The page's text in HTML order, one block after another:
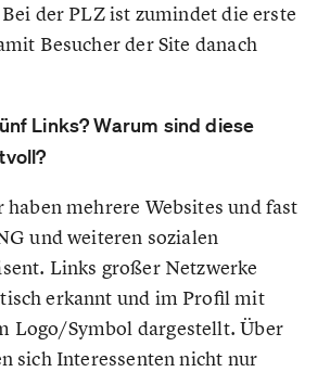
der PLZ ist zumindet die erste
Besucher der Site danach
Links? Warum sind diese
mehrere Websites und fast
und weiteren sozialen
Links großer Netzwerke
erkannt und im Profil mit
Logo/Symbol dargestellt. Über
sich Interessenten nicht nur